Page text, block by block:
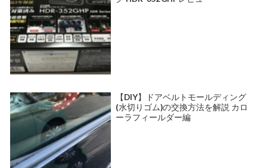
【DIY】ドアベルトモールディング
(水切りゴム)の交換方法を解説 カロ
ーラフィールダー編